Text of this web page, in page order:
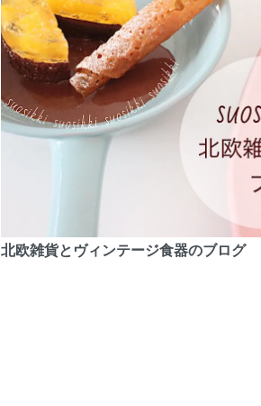
北欧雑貨とヴィンテージ食器のブログ